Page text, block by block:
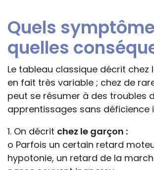
Quels
quelles
Le tableau classique décrit chez
en fait très variable ; chez de
peut se résumer à des troubles
apprentissages sans déficience
1. On décrit chez le garçon :
o Parfois un certain retard
hypotonie, un retard de la